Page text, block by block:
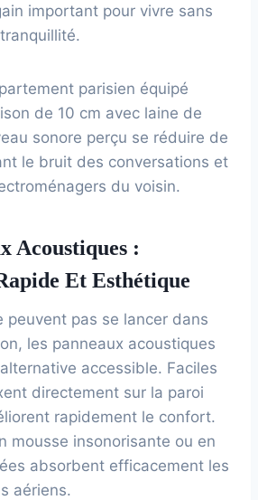
important pour vivre sans
parisien équipé
de 10 cm avec laine de
sonore perçu se réduire de
le bruit des conversations et
du voisin.
Acoustiques :
Et Esthétique
peuvent pas se lancer dans
les panneaux acoustiques
accessible. Faciles
directement sur la paroi
rapidement le confort.
mousse insonorisante ou en
absorbent efficacement les
aériens.